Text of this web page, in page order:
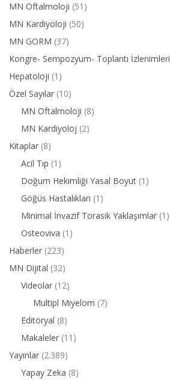
MN Oftalmoloji (51)
MN Kardiyoloji (50)
MN GORM (37)
Kongre- Sempozyum- Toplantı İzlenimleri
Hepatoloji (1)
Özel Sayılar (10)
MN Oftalmoloji (8)
MN Kardiyoloj (2)
Kitaplar (8)
Acil Tıp (1)
Doğum Hekimliği Yasal Boyut (1)
Göğüs Hastalıkları (1)
Minimal İnvazif Torasik Yaklaşımlar (1)
Osteoviva (1)
Haberler (223)
MN Dijital (32)
Videolar (12)
Multipl Miyelom (7)
Editöryal (8)
Makaleler (11)
Yayınlar (2.389)
Yapay Zeka (8)